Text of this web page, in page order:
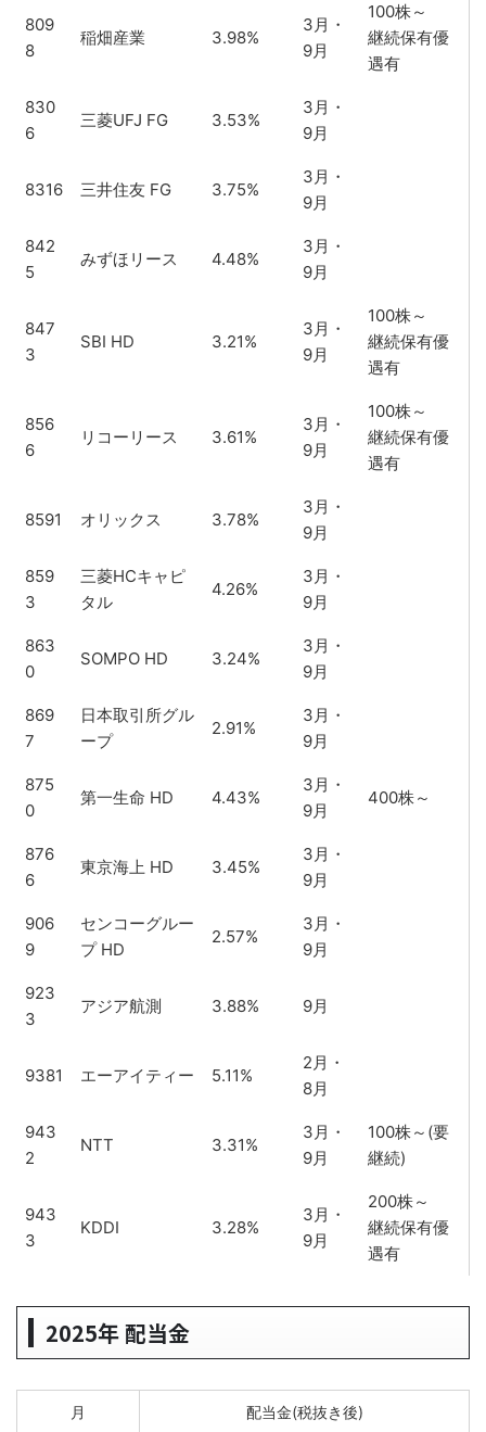
809
8
稲畑産業 3.98%
3月・
9月
100株～
継続保有優
遇有
830
6
三菱UFJ FG 3.53%
3月・
9月
8316 三井住友 FG 3.75%
3月・
9月
842
5
みずほリース 4.48%
3月・
9月
847
3
SBI HD 3.21%
3月・
9月
100株～
継続保有優
遇有
856
6
リコーリース 3.61%
3月・
9月
100株～
継続保有優
遇有
8591 オリックス 3.78%
3月・
9月
859
3
三菱HCキャピ
タル
4.26%
3月・
9月
863
0
SOMPO HD 3.24%
3月・
9月
869
7
日本取引所グル
ープ
2.91%
3月・
9月
875
0
第一生命 HD 4.43%
3月・
9月
400株～
876
6
東京海上 HD 3.45%
3月・
9月
906
9
センコーグルー
プ HD
2.57%
3月・
9月
923
3
アジア航測 3.88% 9月
9381 エーアイティー 5.11%
2月・
8月
943
2
NTT 3.31%
3月・
9月
100株～(要
継続)
943
3
KDDI 3.28%
3月・
9月
200株～
継続保有優
遇有
2025年 配当金
月 配当金(税抜き後)